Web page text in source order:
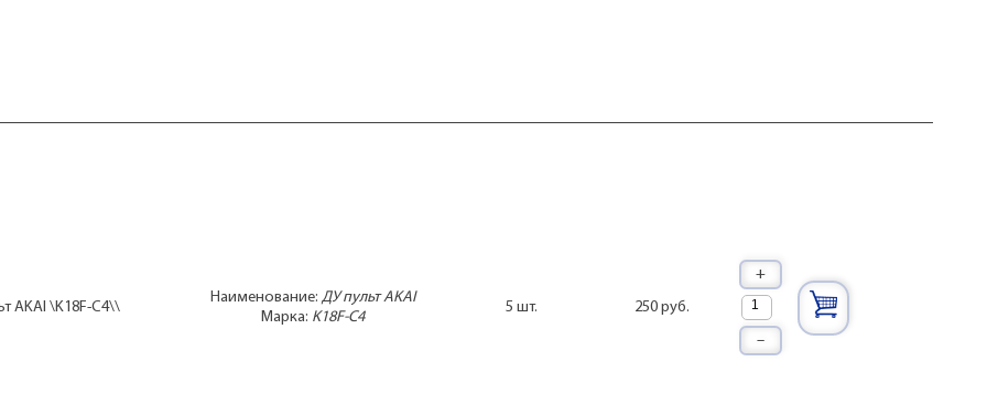
AKAI \K18F-C4\\
Наименование: ДУ пульт AKAI
Марка: K18F-C4
5 шт. 250 руб.
+
–